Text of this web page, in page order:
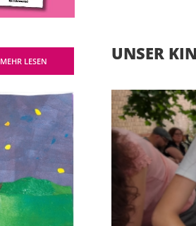
MEHR LESEN UNSER